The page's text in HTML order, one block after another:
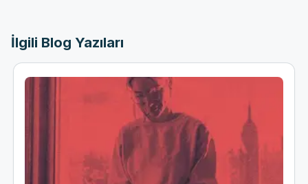
İlgili Blog Yazıları